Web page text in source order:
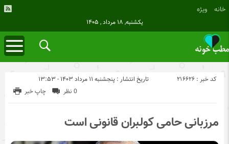
خانه ویژه
یکشنبه, ۱۸ مرداد , ۱۴۰۵
تاریخ انتشار : پنجشنبه ۱۱ مرداد ۱۴۰۳ - ۱۳:۵۳ کد خبر : 216626
چاپ خبر 0 نظر
مرزبانی حامی کولبران قانونی است